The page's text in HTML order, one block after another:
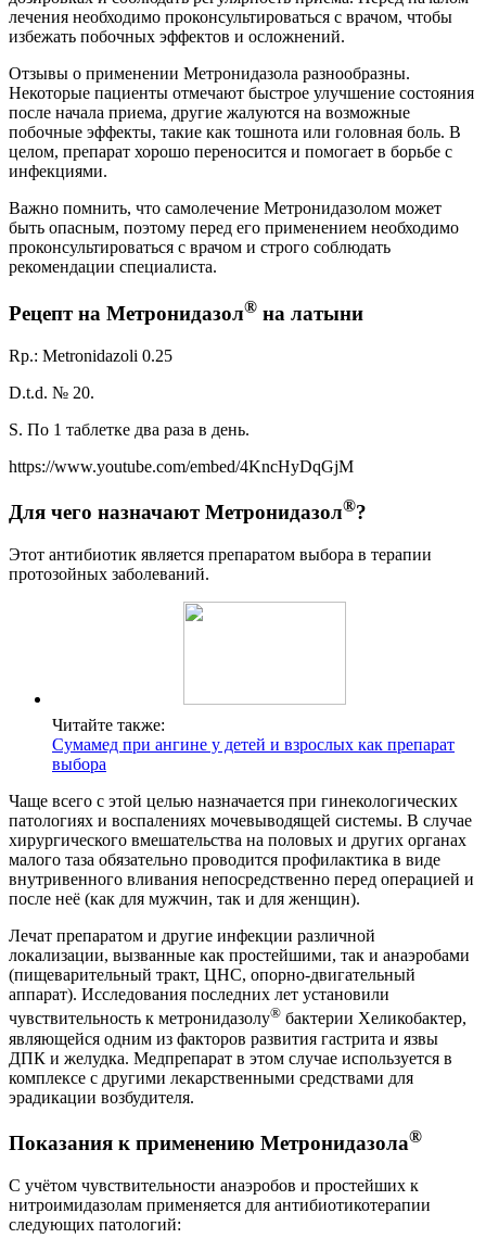
лечения необходимо проконсультироваться с врачом, чтобы
избежать побочных эффектов и осложнений.
Отзывы о применении Метронидазола разнообразны.
Некоторые пациенты отмечают быстрое улучшение состояния
после начала приема, другие жалуются на возможные
побочные эффекты, такие как тошнота или головная боль. В
целом, препарат хорошо переносится и помогает в борьбе с
инфекциями.
Важно помнить, что самолечение Метронидазолом может
быть опасным, поэтому перед его применением необходимо
проконсультироваться с врачом и строго соблюдать
рекомендации специалиста.
Рецепт на Метронидазол® на латыни
Rp.: Metronidazoli 0.25
D.t.d. № 20.
S. По 1 таблетке два раза в день.
https://www.youtube.com/embed/4KncHyDqGjM
Для чего назначают Метронидазол®?
Этот антибиотик является препаратом выбора в терапии
протозойных заболеваний.
Читайте также:
Сумамед при ангине у детей и взрослых как препарат
выбора
Чаще всего с этой целью назначается при гинекологических
патологиях и воспалениях мочевыводящей системы. В случае
хирургического вмешательства на половых и других органах
малого таза обязательно проводится профилактика в виде
внутривенного вливания непосредственно перед операцией и
после неё (как для мужчин, так и для женщин).
Лечат препаратом и другие инфекции различной
локализации, вызванные как простейшими, так и анаэробами
(пищеварительный тракт, ЦНС, опорно-двигательный
аппарат). Исследования последних лет установили
чувствительность к метронидазолу® бактерии Хеликобактер,
являющейся одним из факторов развития гастрита и язвы
ДПК и желудка. Медпрепарат в этом случае используется в
комплексе с другими лекарственными средствами для
эрадикации возбудителя.
Показания к применению Метронидазола®
С учётом чувствительности анаэробов и простейших к
нитроимидазолам применяется для антибиотикотерапии
следующих патологий: